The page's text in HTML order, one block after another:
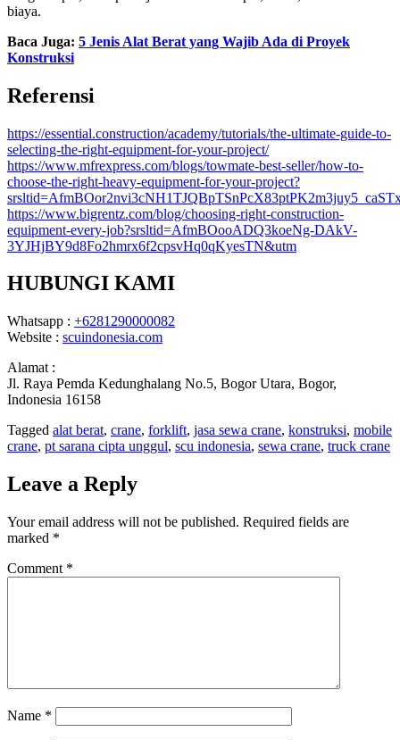
biaya.
Baca Juga: 5 Jenis Alat Berat yang Wajib Ada di Proyek
Konstruksi
Referensi
https://essential.construction/academy/tutorials/the-ultimate-guide-to-
selecting-the-right-equipment-for-your-project/
https://www.mfrexpress.com/blogs/towmate-best-seller/how-to-
choose-the-right-heavy-equipment-for-your-project?
https://www.bigrentz.com/blog/choosing-right-construction-
equipment-every-job?srsltid=AfmBOooADQ3koeNg-DAkV-
3YJHjBY9d8Fo2hmrx6f2cpsvHq0qKyesTN&utm
HUBUNGI KAMI
Whatsapp : +6281290000082
Website : scuindonesia.com
Alamat :
Jl. Raya Pemda Kedunghalang No.5, Bogor Utara, Bogor,
Indonesia 16158
Tagged alat berat, crane, forklift, jasa sewa crane, konstruksi, mobile
crane, pt sarana cipta unggul, scu indonesia, sewa crane, truck crane
Leave a Reply
Your email address will not be published. Required fields are
marked *
Comment *
Name *